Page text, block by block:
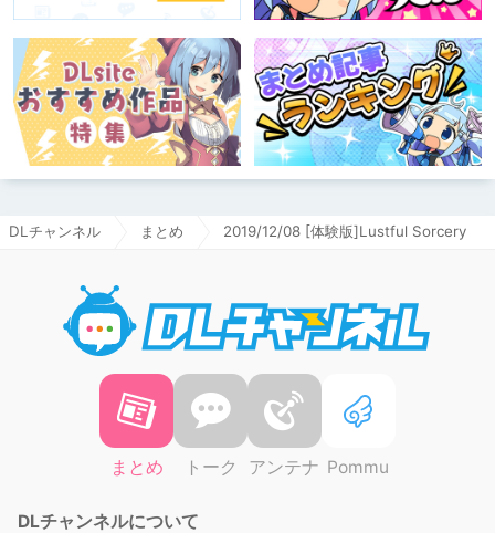
DLチャンネル まとめ 2019/12/08 [体験版]Lustful Sorcery
まとめ トーク アンテナ Pommu
DLチャンネルについて